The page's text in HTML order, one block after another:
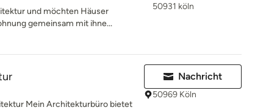
und möchten Häuser
gemeinsam mit ihne...
50931 köln
Mein Architekturbüro bietet
Nachricht
50969 Köln